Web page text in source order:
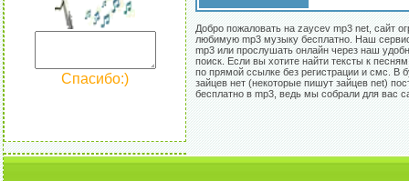
Спасибо:)
Добро пожаловать на zaycev mp3 net, сайт
любимую mp3 музыку бесплатно. Наш
mp3 или прослушать онлайн через наш
поиск. Если вы хотите найти тексты к
по прямой ссылке без регистрации и смс.
зайцев нет (некоторые пишут зайцев net)
бесплатно в mp3, ведь мы собрали для вас